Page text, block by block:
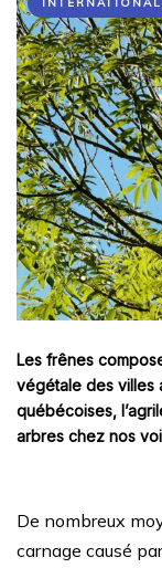
Les frênes
végétale des villes
québécoises,
arbres chez nos
De nombreux
carnage causé